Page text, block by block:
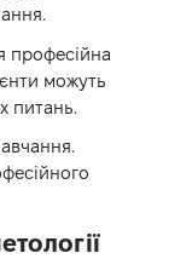
професійна
можуть
питань.